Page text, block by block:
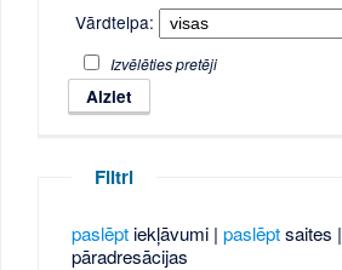
Vārdtelpa:
Izvēlēties pretēji
Filtri
paslēptiekļāvumi | paslēptsaites |
pāradresācijas